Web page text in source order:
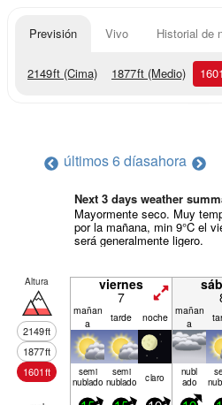
Previsión Vivo Historial de
2149ft (Cima) 1877ft (Medio) 1601
últimos 6 díasahora
Next 3 days weather
Mayormente seco. Muy
por la mañana, min 9°C el
será generalmente ligero.
Altura
2149ft
1877ft
1601ft
viernes
7
mañan
a
tarde noche mañan
a
semi
nublado
semi
nublado claro nubl
ado